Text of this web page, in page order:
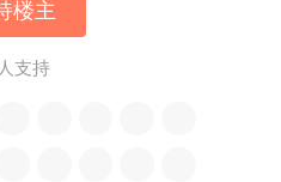
楼主
支持